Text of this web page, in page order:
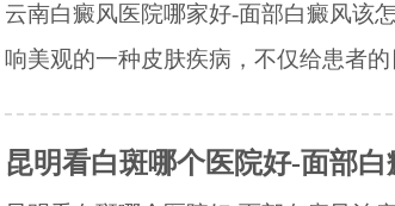
云南白癜风医院哪家好-面部白癜风该
响美观的一种皮肤疾病，不仅给患者的
昆明看白斑哪个医院好-面部